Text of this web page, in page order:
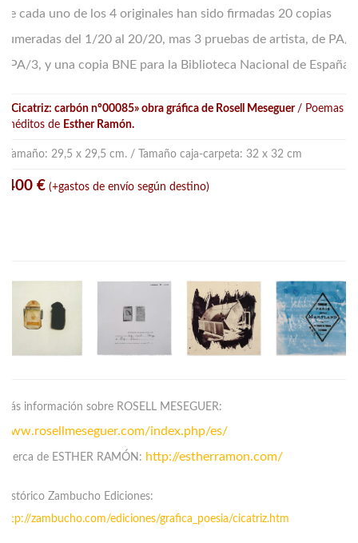
De cada uno de los 4 originales han sido firmadas 20 copias
numeradas del 1/20 al 20/20, mas 3 pruebas de artista, de PA/1
a PA/3, y una copia BNE para la Biblioteca Nacional de España.
«Cicatriz: carbón nº00085» obra gráfica de Rosell Meseguer / Poemas
inéditos de Esther Ramón.
Tamaño: 29,5 x 29,5 cm. / Tamaño caja-carpeta: 32 x 32 cm
400 € (+gastos de envío según destino)
Más información sobre ROSELL MESEGUER:
www.rosellmeseguer.com/index.php/es/
Acerca de ESTHER RAMÓN: http://estherramon.com/
Histórico Zambucho Ediciones:
http://zambucho.com/ediciones/grafica_poesia/cicatriz.htm